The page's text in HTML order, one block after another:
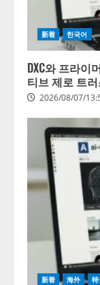
新着 한국어
DXC와 프라이
티브 제로 트
2026/08/07/
新着 海外